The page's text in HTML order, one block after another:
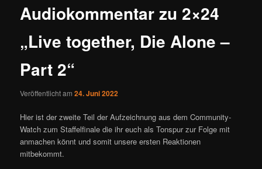
Audiokommentar zu 2×24
„Live together, Die Alone –
Part 2“
Veröffentlicht am24. Juni 2022
Hier ist der zweite Teil der Aufzeichnung aus dem Community-
Watch zum Staffelfinale die ihr euch als Tonspur zur Folge mit
anmachen könnt und somit unsere ersten Reaktionen
mitbekommt.